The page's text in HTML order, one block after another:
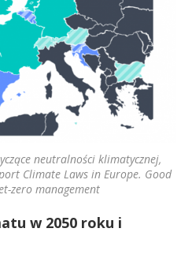
neutralności klimatycznej,
Climate Laws in Europe. Good
zero management
w 2050 roku i